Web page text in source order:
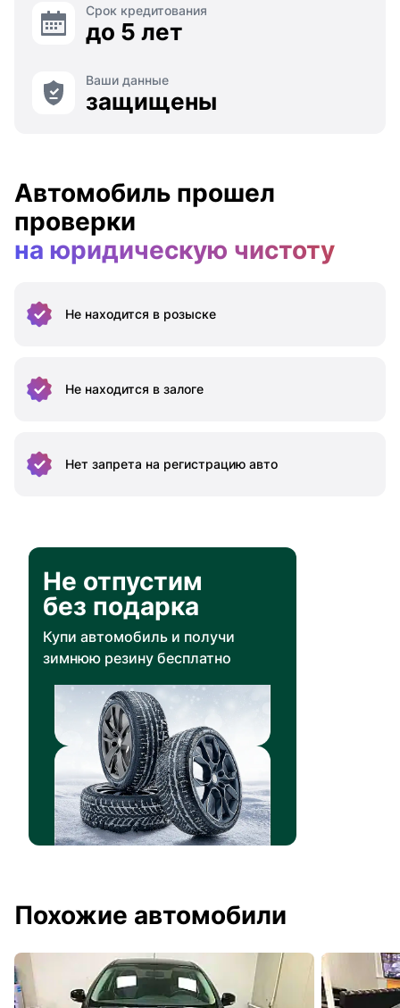
Срок кредитования
до 5 лет
Ваши данные
защищены
Автомобиль прошел
проверки
на юридическую чистоту
Не находится в розыске
Не находится в залоге
Нет запрета на регистрацию авто
Не отпустим
без подарка
Купи автомобиль и получи
зимнюю резину бесплатно
Похожие автомобили